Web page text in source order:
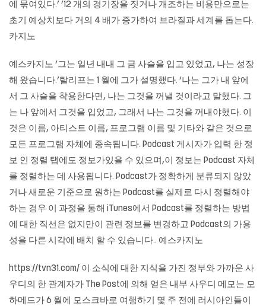
에 묶여있다.’ ’12 개의 경기장을 짓거나 개조하는 비용만으로는
초기 예상치보다 거의 4 배가 증가하여 브라질과 세계를 돕는다.
카지노
예스카지노 ‘그는 일년 내내 그 금 사슬을 입고 있었고, 나는 성장
해 왔습니다.’탈리프는 1 월에 그가 설명했다. ‘나는 그가 내 앞에
서 그 사슬을 착용한다면, 나는 그것을 꺼낼 것이라고 말했다. 그
는 나 앞에서 그것을 입었고, 그래서 나는 그것을 꺼내야했다. 이
것은 이름, 아티스트 이름, 프로그램 이름 및 기타와 같은 것으로
모든 프로그램 자체에 종속됩니다. Podcast 게시자가 입력 한 정
보 인 정렬 탭에도 정보가있을 수 있으며,이 정보는 Podcast 자체
를 정렬하는 데 사용됩니다. Podcast가 정확하게 분류되지 않았
거나 새로운 기준으로 원하는 Podcast를 실제로 다시 정렬해야
하는 경우 이 과정을 통해 iTunes에서 Podcast를 정렬하는 방법
에 대한 직선은 없지만이 관련 정보를 변경하고 Podcast의 가용
성을 다른 시각에 배치 할 수 있습니다.. 예스카지노
https://tvn31.com/ 이 소식에 대한 지식을 가진 정부와 가까운 사
우디의 한 관계자가 The Post에 의해 얻은 내부 사우디 메모는 모
하메드가 6 월에 모스크바로 여행하기 몇 주 전에 러시아인들이